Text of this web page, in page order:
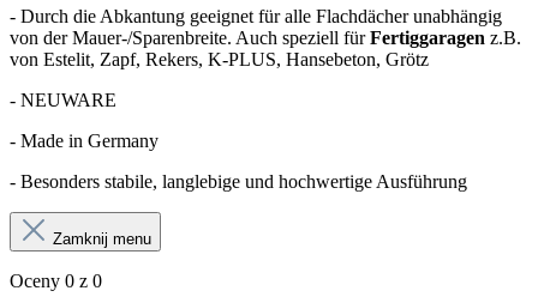
- Durch die Abkantung geeignet für alle Flachdächer unabhängig
von der Mauer-/Sparenbreite. Auch speziell fürFertiggaragen z.B.
von Estelit, Zapf, Rekers, K-PLUS, Hansebeton, Grötz
- NEUWARE
- Made in Germany
- Besonders stabile, langlebige und hochwertige Ausführung
Zamknij menu
Oceny 0 z 0